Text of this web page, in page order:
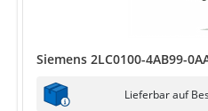
Siemens 2LC0100-4AB99-
Lieferbar auf